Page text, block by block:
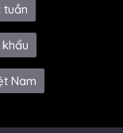
tuần
Nam